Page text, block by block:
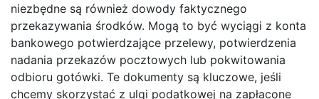
niezbędne są również dowody faktycznego
przekazywania środków. Mogą to być wyciągi z konta
bankowego potwierdzające przelewy, potwierdzenia
nadania przekazów pocztowych lub pokwitowania
odbioru gotówki. Te dokumenty są kluczowe, jeśli
chcemy skorzystać z ulgi podatkowej na zapłacone